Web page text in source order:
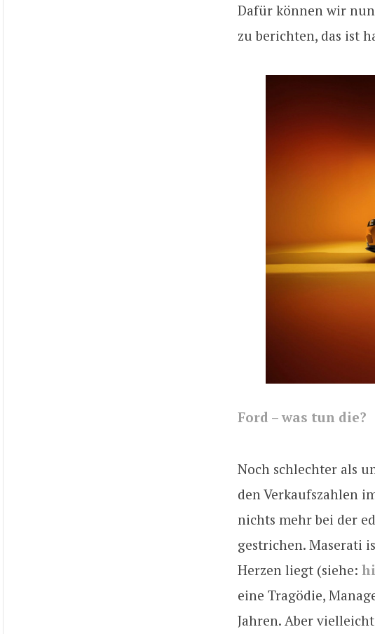
Dafür können wir
zu berichten, das ist
Ford – was tun die?
Noch schlechter als
den Verkaufszahlen
nichts mehr bei der
gestrichen. Maserati
Herzen liegt (siehe:
eine Tragödie,
Jahren. Aber